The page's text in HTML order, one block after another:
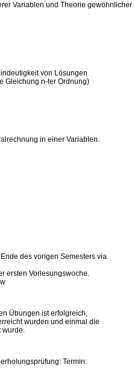
Variablen und Theorie
von Lösungen
Gleichung n-ter Ordnung)
in einer Variablen.
des vorigen Semesters via
ersten Vorlesungswoche.
Übungen ist erfolgreich,
wurden und einmal die
wurde.
Termin: